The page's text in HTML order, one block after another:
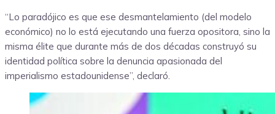
“Lo paradójico es que ese desmantelamiento (del modelo
económico) no lo está ejecutando una fuerza opositora, sino la
misma élite que durante más de dos décadas construyó su
identidad política sobre la denuncia apasionada del
imperialismo estadounidense”, declaró.